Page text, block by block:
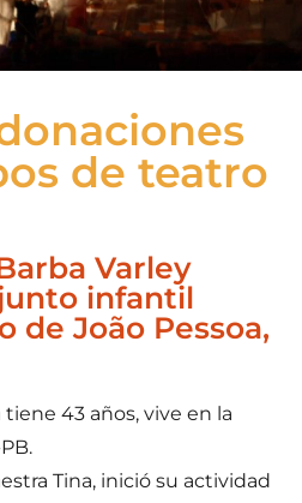
de teatro
Varley
infantil
de João Pessoa,
43 años, vive en la
Tina, inició su actividad